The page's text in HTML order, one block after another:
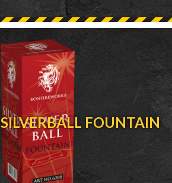
SILVERBALL FOUNTAIN